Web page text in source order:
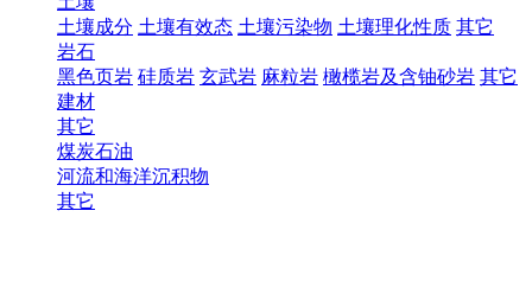
土壤成分 土壤有效态 土壤污染物 土壤理化性质 其它
岩石
黑色页岩 硅质岩 玄武岩 麻粒岩 橄榄岩及含铀砂岩 其它
建材
其它
煤炭石油
河流和海洋沉积物
其它